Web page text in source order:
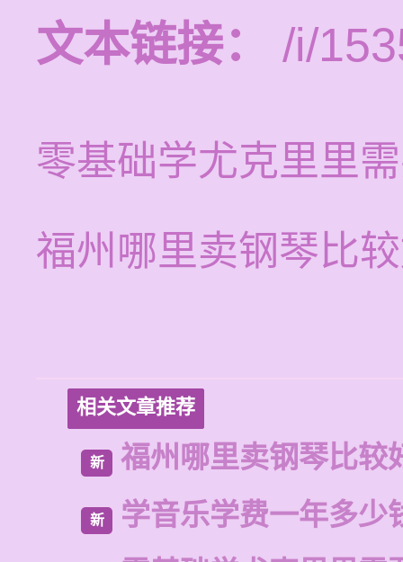
文本链接：
/i/
零基础学尤克里里
福州哪里卖钢琴比
相关文章推荐
新 福州哪里卖钢琴比较
新
学音乐学费一年多少